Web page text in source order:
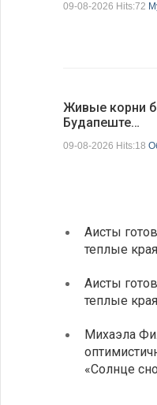
09-08-2026 Hits:72
Живые корни
Будапеште…
09-08-2026 Hits:18
Аисты
теплые края
Аисты
теплые края
Михаэла
«Солнце